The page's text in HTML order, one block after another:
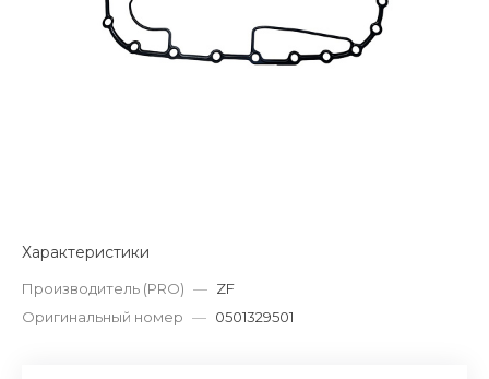
Характеристики
Производитель (PRO) — ZF
Оригинальный номер — 0501329501